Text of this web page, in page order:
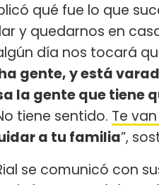
qué fue lo que
y quedarnos en
día nos tocará
gente, y está
la gente que tiene
tiene sentido. Te
a tu familia”,
se comunicó con